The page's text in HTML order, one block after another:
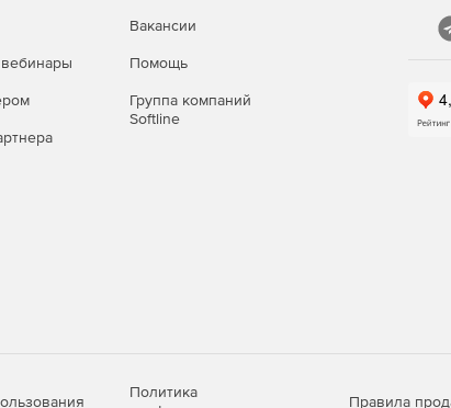
Вакансии
Помощь
Группа компаний
Softline
Политика
Правила